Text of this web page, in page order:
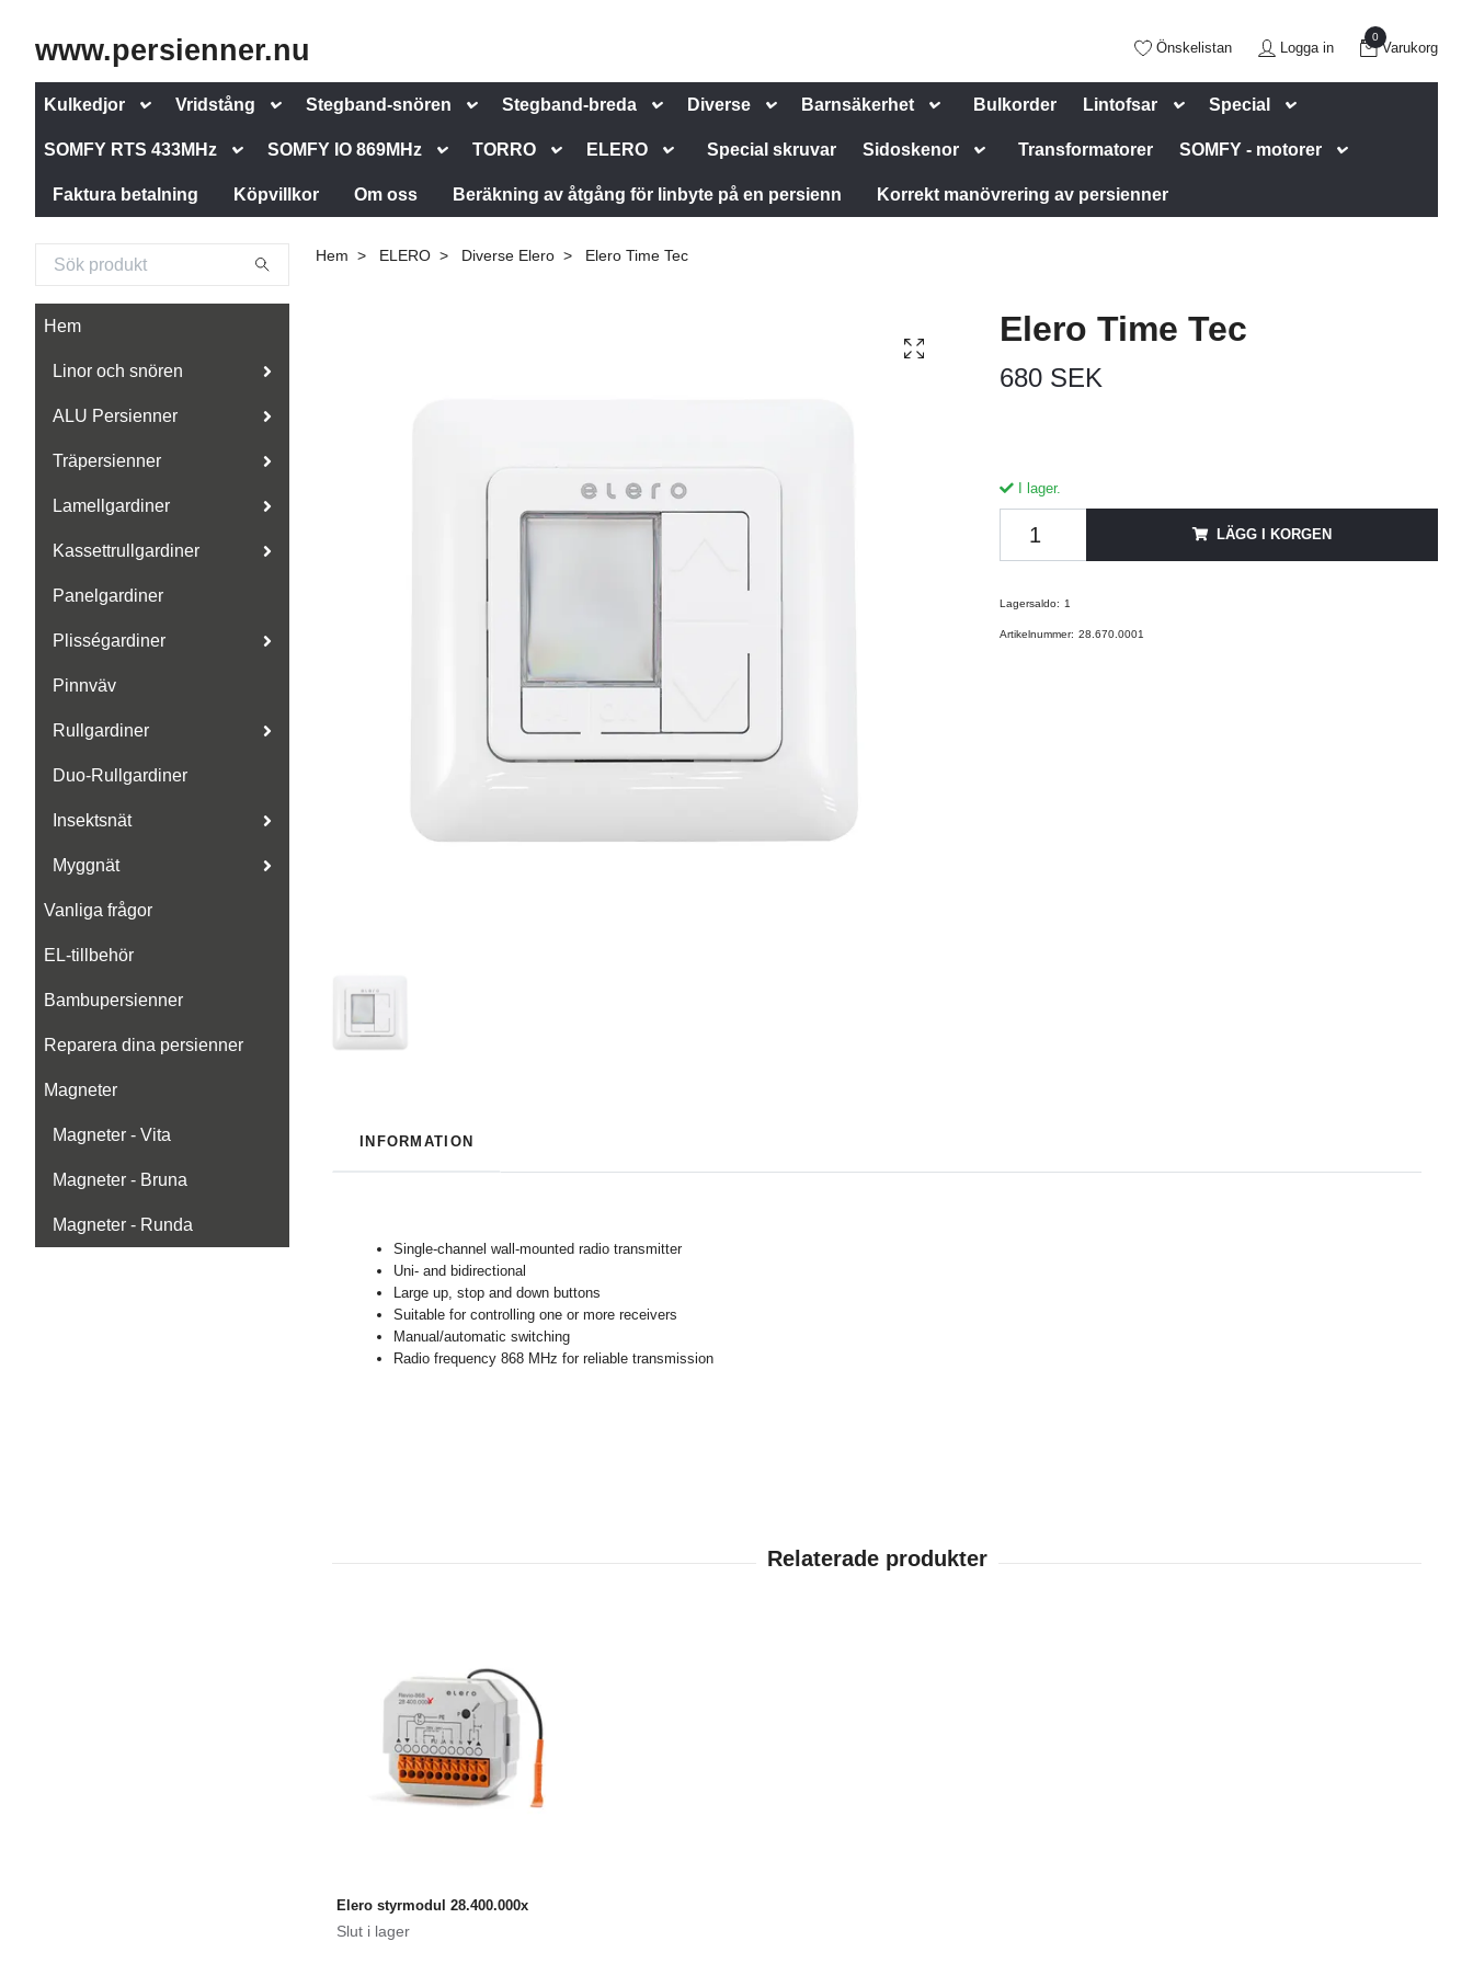
www.persienner.nu Önskelistan Logga in
0
Varukorg
Kulkedjor Vridstång Stegband-snören Stegband-breda Diverse Barnsäkerhet Bulkorder Lintofsar Special
SOMFY RTS 433MHz SOMFY IO 869MHz TORRO ELERO Special skruvar Sidoskenor Transformatorer SOMFY - motorer
Faktura betalning Köpvillkor Om oss Beräkning av åtgång för linbyte på en persienn Korrekt manövrering av persienner
Hem
Linor och snören
ALU Persienner
Träpersienner
Lamellgardiner
Kassettrullgardiner
Panelgardiner
Plisségardiner
Pinnväv
Rullgardiner
Duo-Rullgardiner
Insektsnät
Myggnät
Vanliga frågor
EL-tillbehör
Bambupersienner
Reparera dina persienner
Magneter
Magneter - Vita
Magneter - Bruna
Magneter - Runda
Hem ELERO Diverse Elero Elero Time Tec
Elero Time Tec
680 SEK
I lager.
LÄGG I KORGEN
Lagersaldo: 1
Artikelnummer: 28.670.0001
INFORMATION
Single-channel wall-mounted radio transmitter
Uni- and bidirectional
Large up, stop and down buttons
Suitable for controlling one or more receivers
Manual/automatic switching
Radio frequency 868 MHz for reliable transmission
Elero styrmodul 28.400.000x
Slut i lager